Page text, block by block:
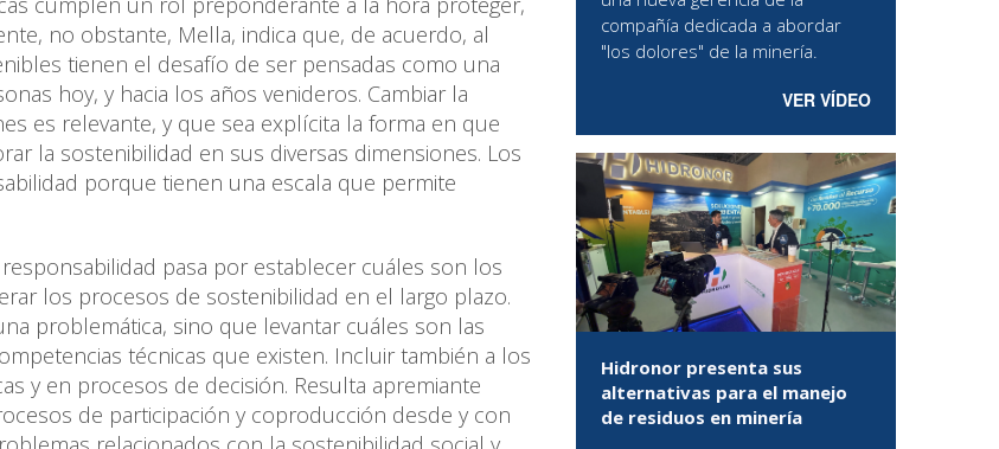
no obstante, Mella, indica que, de acuerdo, al
tienen el desafío de ser pensadas como una
hoy, y hacia los años venideros. Cambiar la
es relevante, y que sea explícita la forma en que
la sostenibilidad en sus diversas dimensiones. Los
porque tienen una escala que permite
pasa por establecer cuáles son los
los procesos de sostenibilidad en el largo plazo.
problemática, sino que levantar cuáles son las
técnicas que existen. Incluir también a los
y en procesos de decisión. Resulta apremiante
de participación y coproducción desde y con
compañía dedicada a abordar
"los dolores" de la minería.
VER VÍDEO
Hidronor presenta sus
alternativas para el manejo
de residuos en minería